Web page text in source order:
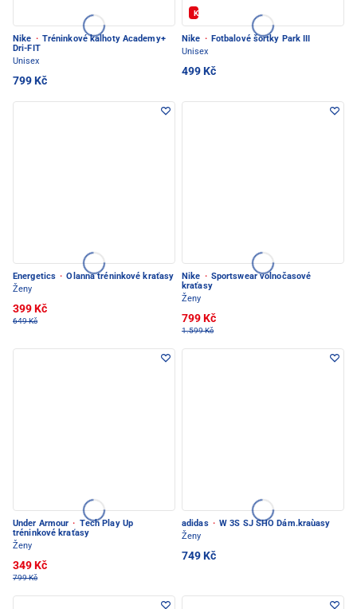
Nike · Tréninkové kalhoty Academy+
Dri-FIT
Unisex
799 Kč
Kód: FOTBAL20
Nike · Fotbalové šortky Park III
Unisex
499 Kč
Energetics · Olanna tréninkové kraťasy
Ženy
399 Kč
649 Kč
Nike · Sportswear volnočasové
kraťasy
Ženy
799 Kč
1.599 Kč
Under Armour · Tech Play Up
tréninkové kraťasy
Ženy
349 Kč
799 Kč
adidas · W 3S SJ SHO Dám.kraùasy
Ženy
749 Kč